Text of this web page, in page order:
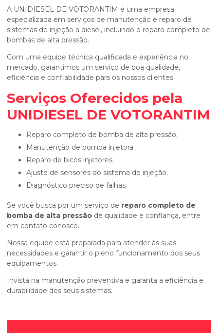
A UNIDIESEL DE VOTORANTIM é uma empresa
especializada em serviços de manutenção e reparo de
sistemas de injeção a diesel, incluindo o reparo completo de
bombas de alta pressão.
Com uma equipe técnica qualificada e experiência no
mercado, garantimos um serviço de boa qualidade,
eficiência e confiabilidade para os nossos clientes.
Serviços Oferecidos pela
UNIDIESEL DE VOTORANTIM
Reparo completo de bomba de alta pressão;
Manutenção de bomba injetora;
Reparo de bicos injetores;
Ajuste de sensores do sistema de injeção;
Diagnóstico preciso de falhas.
Se você busca por um serviço de reparo completo de
bomba de alta pressão de qualidade e confiança, entre
em contato conosco.
Nossa equipe está preparada para atender às suas
necessidades e garantir o pleno funcionamento dos seus
equipamentos.
Invista na manutenção preventiva e garanta a eficiência e
durabilidade dos seus sistemas.